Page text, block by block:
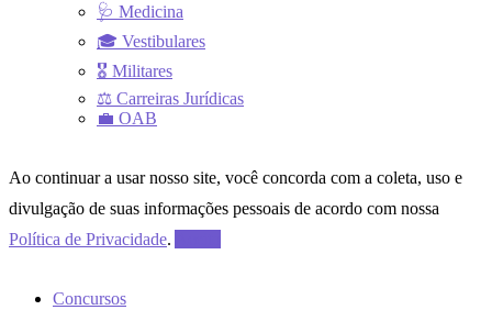
🩺 Medicina
🎓 Vestibulares
🎖 Militares
⚖ Carreiras Jurídicas
💼 OAB
Ao continuar a usar nosso site, você concorda com a coleta, uso e
divulgação de suas informações pessoais de acordo com nossa
Política de Privacidade.
Concursos